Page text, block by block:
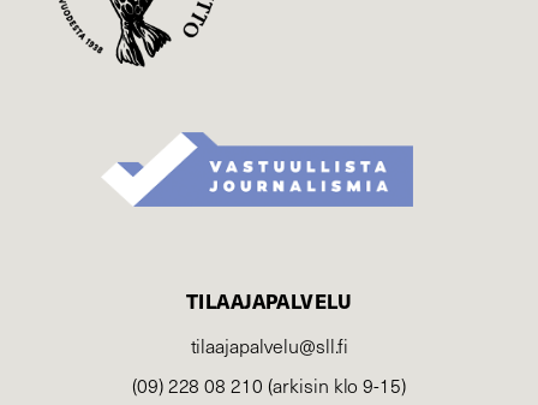
TILAAJAPALVELU
tilaajapalvelu@sll.fi
(09) 228 08 210 (arkisin klo 9-15)